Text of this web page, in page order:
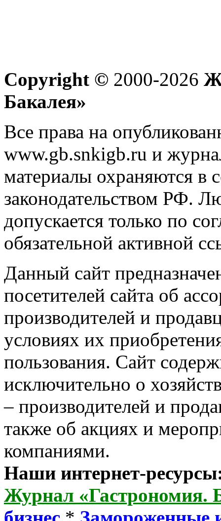
Copyright © 2000-2026
Бакалея»
Все права на
www.gb.snkigb.ru и
материалы охраняются в
законодательством РФ.
допускается только по
обязательной активной
Данный сайт
посетителей сайта об
производителей и
условиях их
пользования. Сайт
исключительно о
– производителей и
также об акциях и
компаниями.
Наши интернет-
Журнал «Гастрономия.